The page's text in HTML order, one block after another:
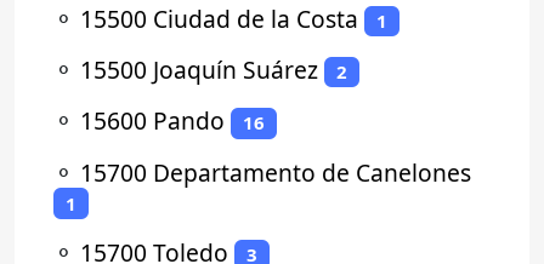
⚬ 15500 Ciudad de la Costa 1
⚬ 15500 Joaquín Suárez 2
⚬ 15600 Pando 16
⚬ 15700 Departamento de Canelones
1
⚬ 15700 Toledo 3